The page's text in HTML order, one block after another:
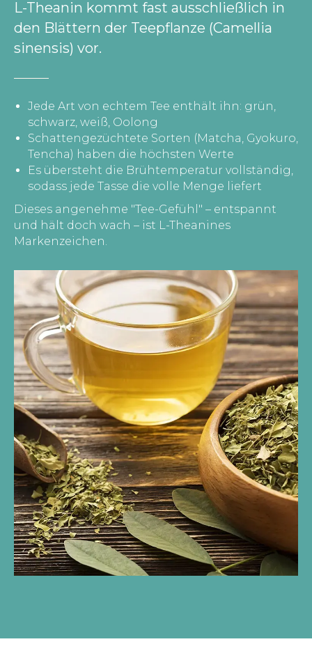
L-Theanin kommt fast ausschließlich in
den Blättern der Teepflanze (Camellia
sinensis) vor.
Jede Art von echtem Tee enthält ihn: grün,
schwarz, weiß, Oolong
Schattengezüchtete Sorten (Matcha, Gyokuro,
Tencha) haben die höchsten Werte
Es übersteht die Brühtemperatur vollständig,
sodass jede Tasse die volle Menge liefert
Dieses angenehme "Tee-Gefühl" – entspannt
und hält doch wach – ist L-Theanines
Markenzeichen.